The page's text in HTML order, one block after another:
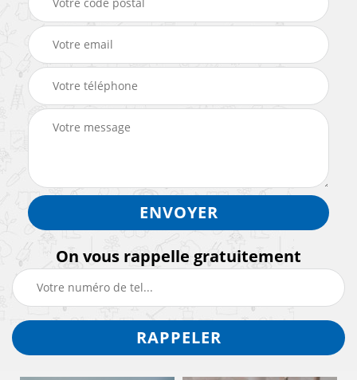
On vous rappelle gratuitement